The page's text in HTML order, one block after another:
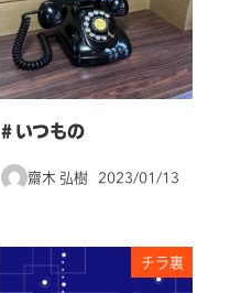
＃いつもの
齋木 弘樹 投稿日
2023/01/13
チラ裏